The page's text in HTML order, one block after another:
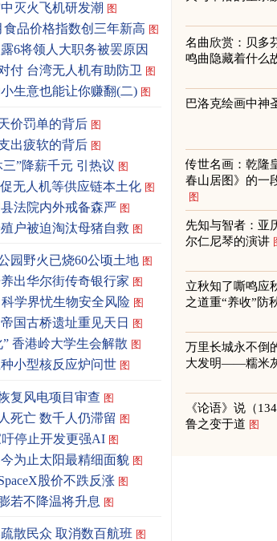
灭火飞机研发潮 图
品价格指数创三年新高 图
6将领人大职务被罢原因
付 台湾无人机有助防卫 图
生意也能让你赚翻(二) 图
价罚单的背后 图
出疲软的背后 图
”降薪千元 引热议 图
无人机等供应链本土化 图
法院内外戒备森严 图
户被迫淘汰母猪自救 图
园野火已烧60公顷土地 图
出华尔街传奇银行家 图
学界忧生物安全风险 图
国古桥遗址重见天日 图
香港岭大学生会解散 图
小型核反应炉问世 图
复风电项目审查 图
死亡 数千人仍滞留 图
停止开发更强AI 图
为止太阳最精细面貌 图
股价不跌反涨 图
若不降温将升息 图
散民众 取消数百航班 图
名曲欣赏：贝多
鸣曲隐藏着什么
巴洛克绘画中神
传世名画：乾隆
春山居图》的一
图
先知与智者：亚
尔仁尼琴的演讲
立秋知了嘶鸣应
之道重“养收”防
万里长城永不倒
大发明——糯米
《论语》说（
鲁之变于道 图